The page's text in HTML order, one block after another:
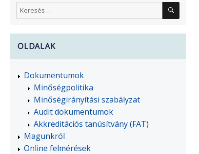
Keresés
a
OLDALAK
Dokumentumok
Minőségpolitika
Minőségirányítási szabályzat
Audit dokumentumok
Akkreditációs tanúsítvány (FAT)
Magunkról
Online felmérések